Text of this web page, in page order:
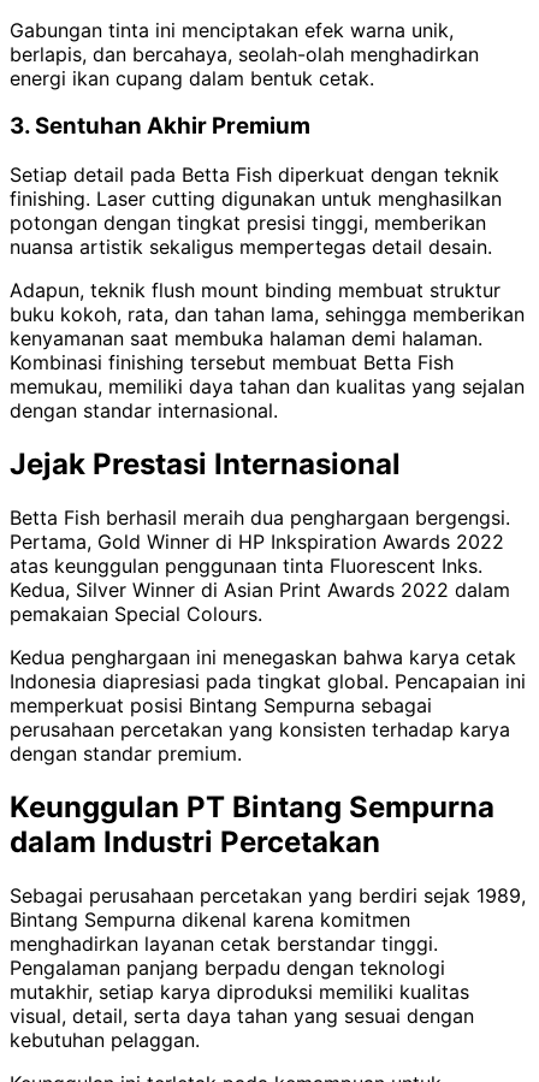
Gabungan tinta ini menciptakan efek warna unik,
berlapis, dan bercahaya, seolah-olah menghadirkan
energi ikan cupang dalam bentuk cetak.
3. Sentuhan Akhir Premium
Setiap detail pada Betta Fish diperkuat dengan teknik
finishing. Laser cutting digunakan untuk menghasilkan
potongan dengan tingkat presisi tinggi, memberikan
nuansa artistik sekaligus mempertegas detail desain.
Adapun, teknik flush mount binding membuat struktur
buku kokoh, rata, dan tahan lama, sehingga memberikan
kenyamanan saat membuka halaman demi halaman.
Kombinasi finishing tersebut membuat Betta Fish
memukau, memiliki daya tahan dan kualitas yang sejalan
dengan standar internasional.
Jejak Prestasi Internasional
Betta Fish berhasil meraih dua penghargaan bergengsi.
Pertama, Gold Winner di HP Inkspiration Awards 2022
atas keunggulan penggunaan tinta Fluorescent Inks.
Kedua, Silver Winner di Asian Print Awards 2022 dalam
pemakaian Special Colours.
Kedua penghargaan ini menegaskan bahwa karya cetak
Indonesia diapresiasi pada tingkat global. Pencapaian ini
memperkuat posisi Bintang Sempurna sebagai
perusahaan percetakan yang konsisten terhadap karya
dengan standar premium.
Keunggulan PT Bintang Sempurna
dalam Industri Percetakan
Sebagai perusahaan percetakan yang berdiri sejak 1989,
Bintang Sempurna dikenal karena komitmen
menghadirkan layanan cetak berstandar tinggi.
Pengalaman panjang berpadu dengan teknologi
mutakhir, setiap karya diproduksi memiliki kualitas
visual, detail, serta daya tahan yang sesuai dengan
kebutuhan pelaggan.